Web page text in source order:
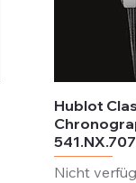
Hublot
Nicht